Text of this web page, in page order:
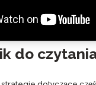
do